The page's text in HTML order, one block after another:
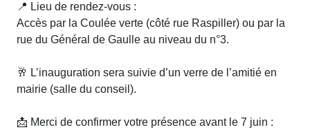
📍 Lieu de rendez-vous :
Accès par la Coulée verte (côté rue Raspiller) ou par la
rue du Général de Gaulle au niveau du n°3.
🥂 L’inauguration sera suivie d’un verre de l’amitié en
mairie (salle du conseil).
📩 Merci de confirmer votre présence avant le 7 juin :